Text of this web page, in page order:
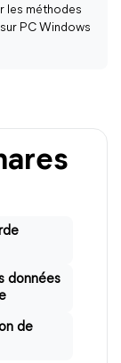
les méthodes
PC Windows
données
de